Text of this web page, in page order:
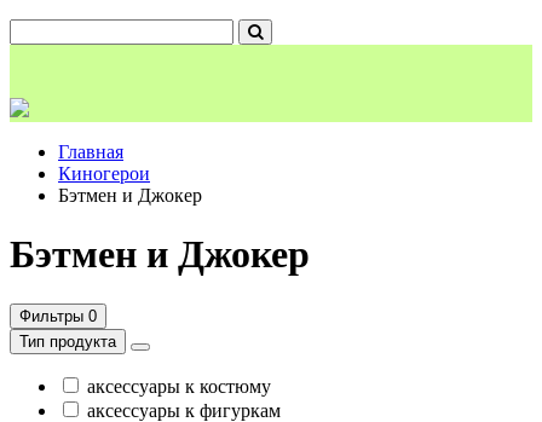
Главная
Киногерои
Бэтмен и Джокер
Бэтмен и Джокер
Фильтры 0
Тип продукта
аксессуары к костюму
аксессуары к фигуркам